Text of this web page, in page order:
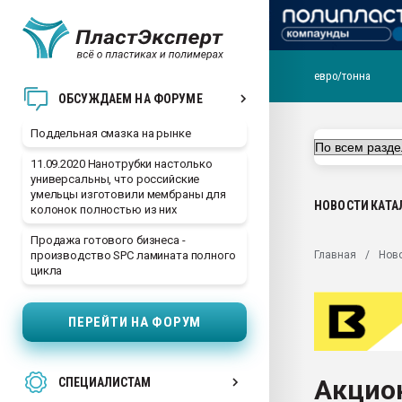
ОБСУЖДАЕМ НА ФОРУМЕ
Поддельная смазка на рынке
11.09.2020 Нанотрубки настолько
универсальны, что российские
умельцы изготовили мембраны для
колонок полностью из них
Продажа готового бизнеса -
производство SPC ламината полного
цикла
ПЕРЕЙТИ НА ФОРУМ
СПЕЦИАЛИСТАМ
ближайшее
Подмосковье, Москва
первый план в
28.07.2026
Всё, что касается
Материал поверхности
Продам отходы
евро/тонна
НОВОСТИ
Главная